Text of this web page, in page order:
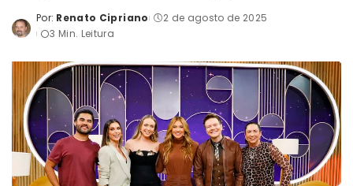
Posted
by
Por: Renato Cipriano
2 de agosto de 2025
3 Min. Leitura